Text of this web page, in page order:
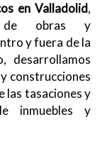
en Valladolid,
de obras y
y fuera de la
desarrollamos
construcciones
las tasaciones y
inmuebles y